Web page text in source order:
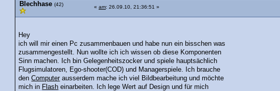
Blechhase (42) « am: 26.09.10, 21:36:51 »
Hey
ich will mir einen Pc zusammenbauen und habe nun ein bisschen was
zusammengestellt. Nun wollte ich ich wissen ob diese Komponenten
Sinn machen. Ich bin Gelegenheitszocker und spiele hauptsächlich
Flugsimulatoren, Ego-shooter(COD) und Managerspiele. Ich brauche
denComputerausserdem mache ich viel Bildbearbeitung und möchte
mich in Flash einarbeiten. Ich lege Wert auf Design und für mich